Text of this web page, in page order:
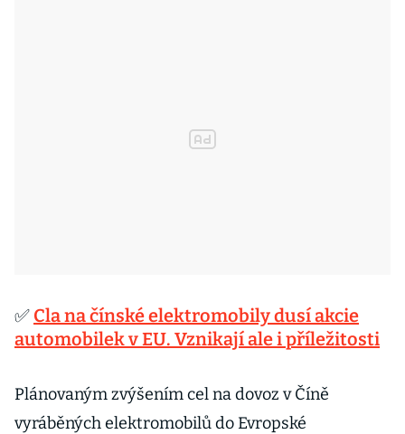
✅ Cla na čínské elektromobily dusí akcie
automobilek v EU. Vznikají ale i příležitosti
Plánovaným zvýšením cel na dovoz v Číně
vyráběných elektromobilů do Evropské